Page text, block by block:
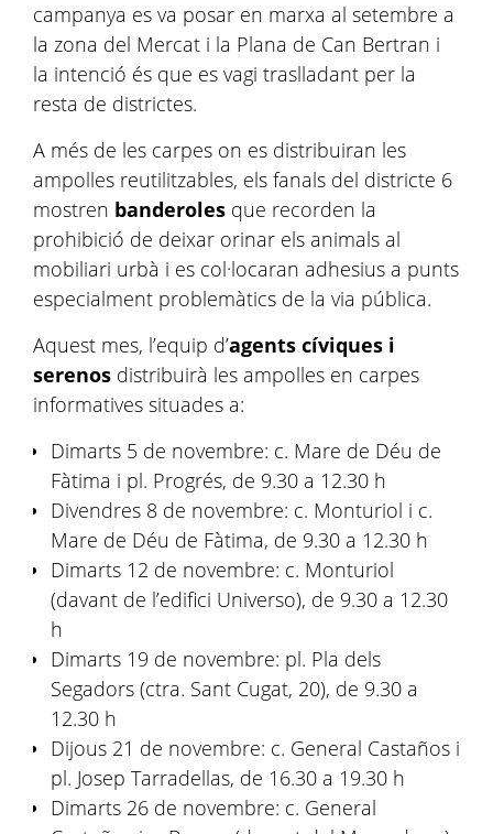
campanya es va posar en marxa al setembre a
la zona del Mercat i la Plana de Can Bertran i
la intenció és que es vagi traslladant per la
resta de districtes.
A més de les carpes on es distribuiran les
ampolles reutilitzables, els fanals del districte 6
mostren banderoles que recorden la
prohibició de deixar orinar els animals al
mobiliari urbà i es col·locaran adhesius a punts
especialment problemàtics de la via pública.
Aquest mes, l’equip d’agents cíviques i
serenos distribuirà les ampolles en carpes
informatives situades a:
Dimarts 5 de novembre: c. Mare de Déu de
Fàtima i pl. Progrés, de 9.30 a 12.30 h
Divendres 8 de novembre: c. Monturiol i c.
Mare de Déu de Fàtima, de 9.30 a 12.30 h
Dimarts 12 de novembre: c. Monturiol
(davant de l’edifici Universo), de 9.30 a 12.30
h
Dimarts 19 de novembre: pl. Pla dels
Segadors (ctra. Sant Cugat, 20), de 9.30 a
12.30 h
Dijous 21 de novembre: c. General Castaños i
pl. Josep Tarradellas, de 16.30 a 19.30 h
Dimarts 26 de novembre: c. General